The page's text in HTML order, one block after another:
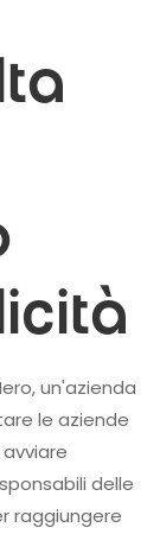
un'azienda
le aziende
delle
raggiungere